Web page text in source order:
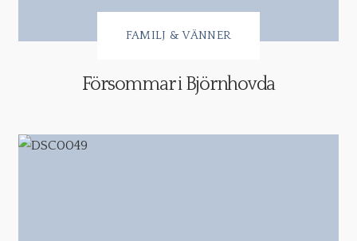
FAMILJ & VÄNNER
Försommar i Björnhovda